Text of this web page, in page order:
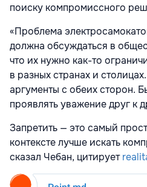
поиску компромиссного
«Проблема
должна обсуждаться в
что их нужно как-то
в разных странах и
аргументы с обеих сторон.
проявлять уважение друг к
Запретить — это самый
контексте лучше искать
сказал Чебан, цитирует